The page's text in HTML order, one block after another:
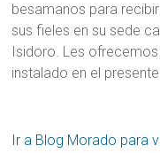
besamanos para
sus fieles en su sede
Isidoro. Les
instalado en el
Ir a Blog Morado para